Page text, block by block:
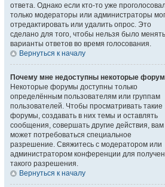
ответа. Однако если кто-то уже
только модераторы или администраторы
отредактировать или удалить опрос. Это
сделано для того, чтобы нельзя было менять
варианты ответов во время голосования.
Вернуться к началу
Почему мне недоступны некоторые
Некоторые форумы доступны только
определённым пользователям или группам
пользователей. Чтобы просматривать такие
форумы, создавать в них темы и оставлять
сообщения, совершать другие действия, вам
может потребоваться специальное
разрешение. Свяжитесь с модератором или
администратором конференции для
такого разрешения.
Вернуться к началу